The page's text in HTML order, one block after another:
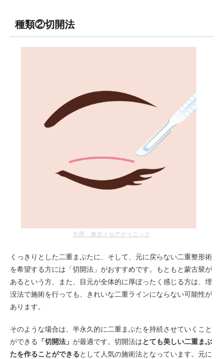
種類②切開法
引用：東京イセアクリニック
くっきりとした二重まぶたに、そして、元に戻らない二重整形術
を希望する方には「切開法」がおすすめです。もともと蒙古襞が
あるという方、また、目元が全体的に厚ぼったく感じる方は、埋
没法で施術を行っても、きれいな二重ラインにならない可能性が
あります。
そのような場合は、半永久的に二重まぶたを持続させていくこと
ができる
「切開法」 が最適です。切開法はとても美しい二重まぶ
たを作ることができるとして人気の施術法となっています。元に